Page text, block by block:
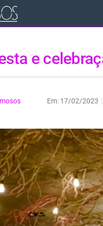
e
Em: 17/02/2023